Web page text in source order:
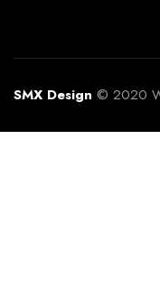
SMX Design © 2020